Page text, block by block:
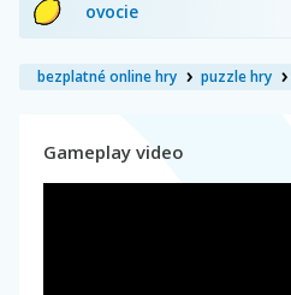
ovocie
bezplatné online hry puzzle hry
Gameplay video